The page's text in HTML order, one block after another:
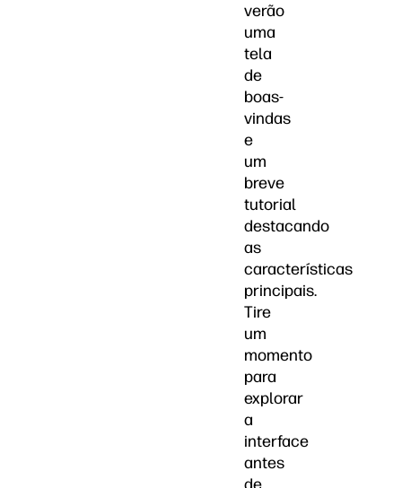
verão
uma
tela
de
boas-
vindas
e
um
breve
tutorial
destacando
as
características
principais.
Tire
um
momento
para
explorar
a
interface
antes